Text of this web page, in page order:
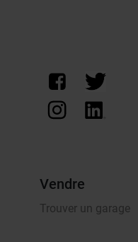
Vendre
Trouver un garage